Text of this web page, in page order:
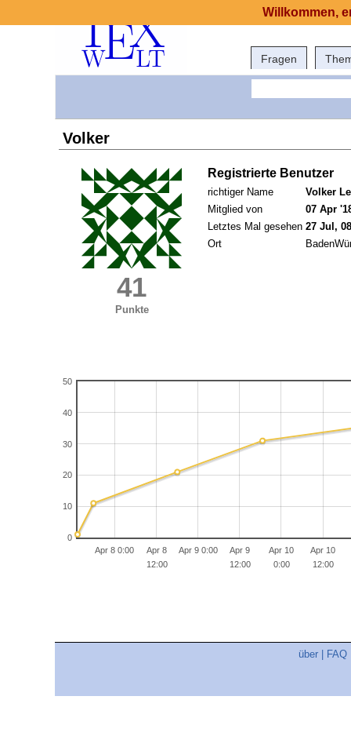
Fragen
Volker
41
Punkte
Registrierte Benutzer
richtiger Name
Volker
Mitglied von
07 Apr
Letztes Mal gesehen 27 Jul,
Ort
Apr 8 0:00
Apr 8
12:00
Apr 9 0:00
Apr 9
12:00
Apr 10
0:00
Apr 10
12:00
0
10
20
30
40
50
über FAQ
Willkommen,